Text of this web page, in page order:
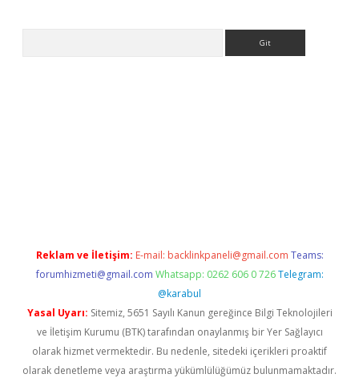
Reklam ve İletişim: E-mail: backlinkpaneli@gmail.com Teams:
forumhizmeti@gmail.com Whatsapp: 0262 606 0 726 Telegram:
@karabul
Yasal Uyarı: Sitemiz, 5651 Sayılı Kanun gereğince Bilgi Teknolojileri
ve İletişim Kurumu (BTK) tarafından onaylanmış bir Yer Sağlayıcı
olarak hizmet vermektedir. Bu nedenle, sitedeki içerikleri proaktif
olarak denetleme veya araştırma yükümlülüğümüz bulunmamaktadır.